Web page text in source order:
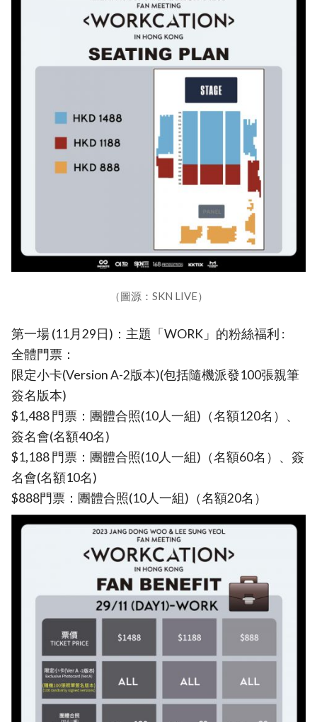
（圖源：SKN LIVE）
第一場 (11月29日)：主題「WORK」的粉絲福利 :
全體門票：
限定小卡(Version A-2版本)(包括隨機派發100張親筆
簽名版本)
$1,488 門票：團體合照(10人一組)（名額120名）、
簽名會(名額40名)
$1,188 門票：團體合照(10人一組)（名額60名）、簽
名會(名額10名)
$888門票：團體合照(10人一組)（名額20名）